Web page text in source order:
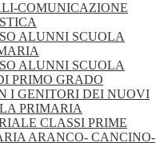
COMUNICAZIONE
ALUNNI SCUOLA
ALUNNI SCUOLA
PRIMO GRADO
I GENITORI DEI NUOVI
PRIMARIA
CLASSI PRIME
ARANCO- CANCINO-